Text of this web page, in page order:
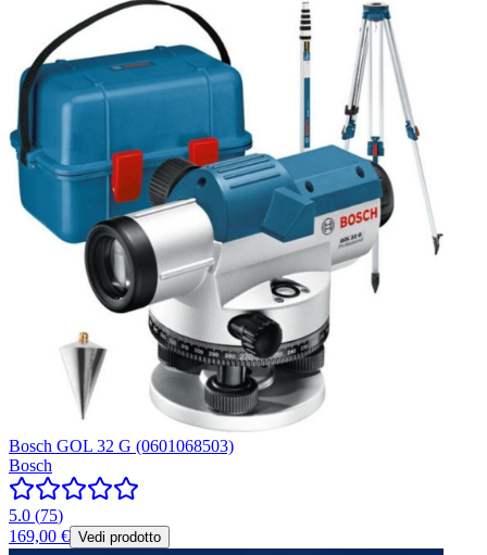
Bosch GOL 32 G (0601068503)
Bosch
5.0 (75)
169,00 € Vedi prodotto